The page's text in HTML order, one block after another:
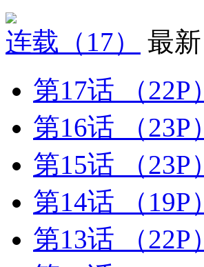
连载 （17） 最新
第17话
（22P）
第16话
（23P）
第15话
（23P）
第14话
（19P）
第13话
（22P）